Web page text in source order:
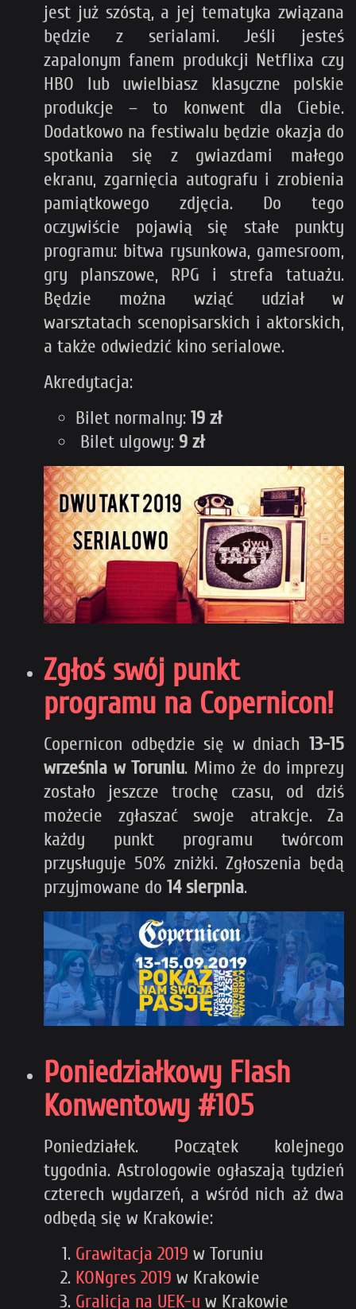
jest już szóstą, a jej tematyka związana
będzie z serialami. Jeśli jesteś
zapalonym fanem produkcji Netflixa czy
HBO lub uwielbiasz klasyczne polskie
produkcje – to konwent dla Ciebie.
Dodatkowo na festiwalu będzie okazja do
spotkania się z gwiazdami małego
ekranu, zgarnięcia autografu i zrobienia
pamiątkowego zdjęcia. Do tego
oczywiście pojawią się stałe punkty
programu: bitwa rysunkowa, gamesroom,
gry planszowe, RPG i strefa tatuażu.
Będzie można wziąć udział w
warsztatach scenopisarskich i aktorskich,
a także odwiedzić kino serialowe.
Akredytacja:
Bilet normalny: 19 zł
Bilet ulgowy: 9 zł
Zgłoś swój punkt
programu na Copernicon!
Copernicon odbędzie się w dniach 13-15
września w Toruniu. Mimo że do imprezy
zostało jeszcze trochę czasu, od dziś
możecie zgłaszać swoje atrakcje. Za
każdy punkt programu twórcom
przysługuje 50% zniżki. Zgłoszenia będą
przyjmowane do 14 sierpnia.
Poniedziałkowy Flash
Konwentowy #105
Poniedziałek. Początek kolejnego
tygodnia. Astrologowie ogłaszają tydzień
czterech wydarzeń, a wśród nich aż dwa
odbędą się w Krakowie:
Grawitacja 2019 w Toruniu
KONgres 2019 w Krakowie
Gralicja na UEK-u w Krakowie